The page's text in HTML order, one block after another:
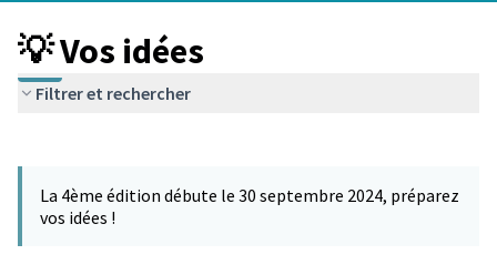
💡 Vos idées
Filtrer et rechercher
−
La 4ème édition débute le 30 septembre 2024, préparez
vos idées !